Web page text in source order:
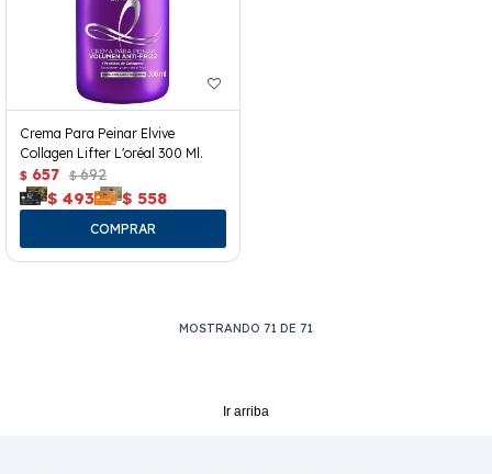
Crema Para Peinar Elvive
Collagen Lifter L'oréal 300 Ml.
$ 657 $ 692
$ 493 $ 558
MOSTRANDO 71 DE 71
Ir arriba